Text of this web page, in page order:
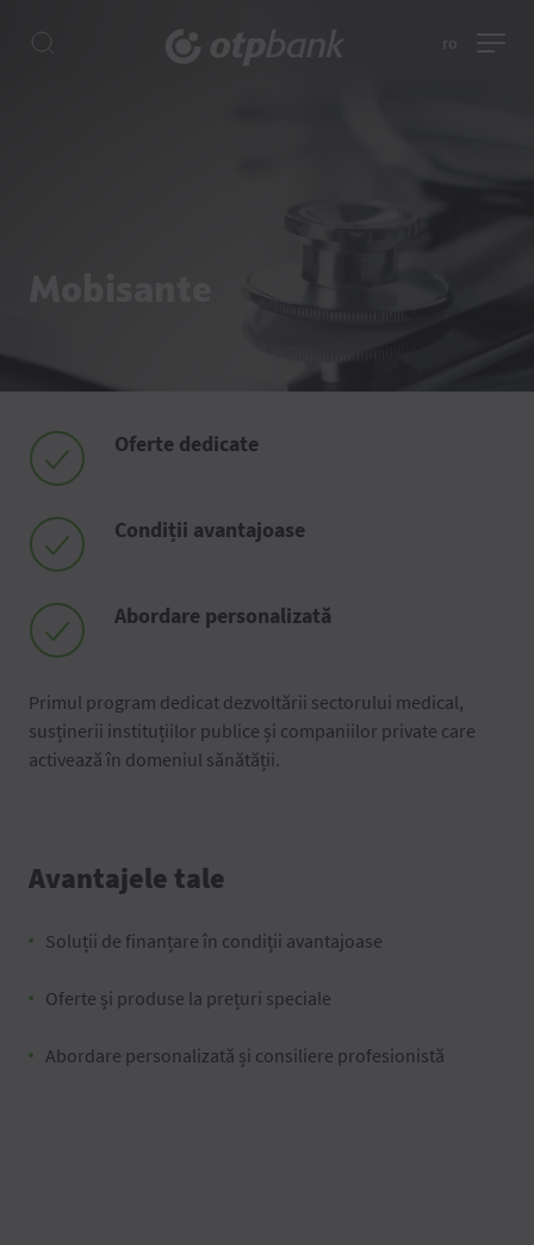
ro
Oferte dedicate
Condiții avantajoase
Abordare personalizată
Primul program dedicat dezvoltării sectorului medical,
susținerii instituțiilor publice și companiilor private care
activează în domeniul sănătății.
Avantajele tale
Soluții de finanțare în condiții avantajoase
Oferte și produse la prețuri speciale
Abordare personalizată și consiliere profesionistă